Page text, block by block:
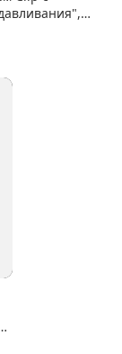
возбуждению